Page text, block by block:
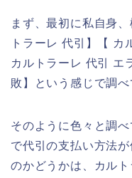
まず、最初に私自身
トラーレ 代引】【
カルトラーレ 代引
敗】という感じで調べ
そのように色々と調
で代引の支払い方法
のかどうかは、カル